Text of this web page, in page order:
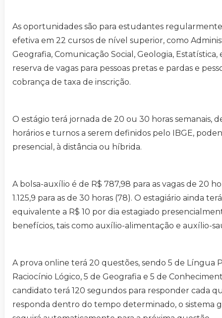
As oportunidades são para estudantes
efetiva em 22 cursos de nível superior, como
Geografia, Comunicação Social, Geologia,
reserva de vagas para pessoas pretas e pardas e
cobrança de taxa de inscrição.
O estágio terá jornada de 20 ou 30 horas semanais,
horários e turnos a serem definidos pelo IBGE,
presencial, à distância ou híbrida.
A bolsa-auxílio é de R$ 787,98 para as vagas de 20
1.125,9 para as de 30 horas (78). O estagiário ainda
equivalente a R$ 10 por dia estagiado
benefícios, tais como auxílio-alimentação e auxílio-
A prova online terá 20 questões, sendo 5 de Língua
Raciocínio Lógico, 5 de Geografia e 5 de
candidato terá 120 segundos para responder cada
responda dentro do tempo determinado, o sistema